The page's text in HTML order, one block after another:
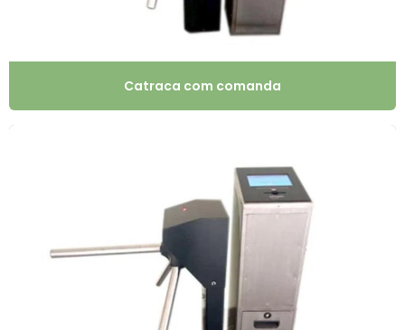
Catraca com comanda